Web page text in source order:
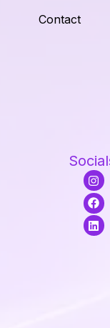
Contact
I
n
s
t
a
g
F
a
c
e
b
o
L
i
n
k
e
d